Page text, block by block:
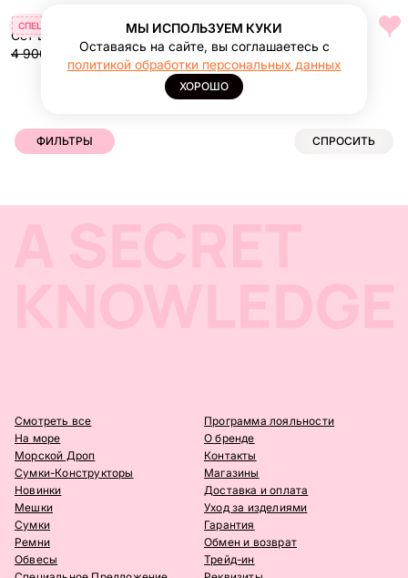
Сет Базовый Макси
4 900
4 200 ₽
СПЕЦПРЕДЛОЖЕНИЕ
1 2 3
ФИЛЬТРЫ
МЫ ИСПОЛЬЗУЕМ КУКИ
Оставаясь на сайте, вы соглашаетесь с
политикой обработки персональных данных
ХОРОШО
Смотреть все
На море
Морской Дроп
Сумки-Конструкторы
Новинки
Мешки
Сумки
Ремни
Обвесы
Программа лояльности
О бренде
Контакты
Магазины
Доставка и оплата
Уход за изделиями
Гарантия
Обмен и возврат
Трейд-ин